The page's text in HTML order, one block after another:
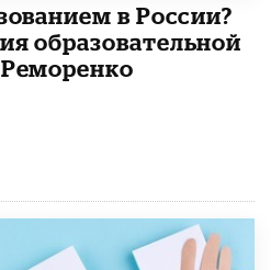
в России?
образовательной